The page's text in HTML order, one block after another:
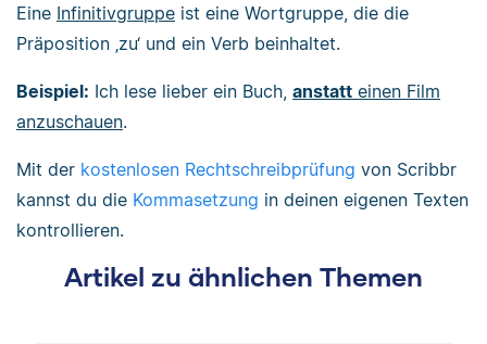
Eine Infinitivgruppe ist eine Wortgruppe, die die
Präposition ‚zu‘ und ein Verb beinhaltet.
Beispiel: Ich lese lieber ein Buch, anstatt einen Film
anzuschauen.
Mit der kostenlosen Rechtschreibprüfung von Scribbr
kannst du die Kommasetzung in deinen eigenen Texten
kontrollieren.
Artikel zu ähnlichen Themen